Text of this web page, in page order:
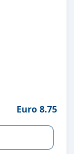
Euro 8.75